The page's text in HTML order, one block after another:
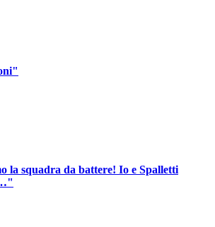
la squadra da battere! Io e Spalletti